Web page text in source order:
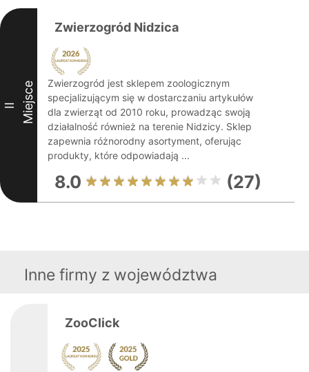
II Miejsce
Zwierzogród Nidzica
Zwierzogród jest sklepem zoologicznym
specjalizującym się w dostarczaniu artykułów
dla zwierząt od 2010 roku, prowadząc swoją
działalność również na terenie Nidzicy. Sklep
zapewnia różnorodny asortyment, oferując
produkty, które odpowiadają ...
8.0 (27)
Inne firmy z województwa
ZooClick